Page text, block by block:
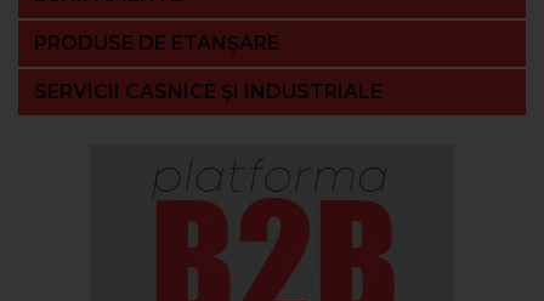
PRODUSE DE ETANȘARE
SERVICII CASNICE ȘI INDUSTRIALE